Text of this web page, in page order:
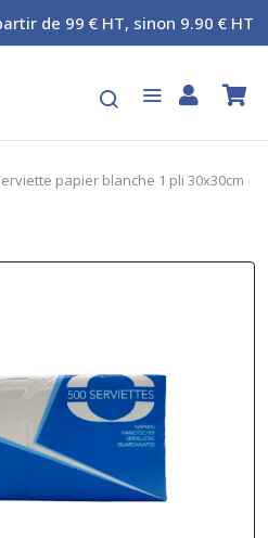
de 99 € HT, sinon 9.90 € HT
papier blanche 1 pli 30x30cm